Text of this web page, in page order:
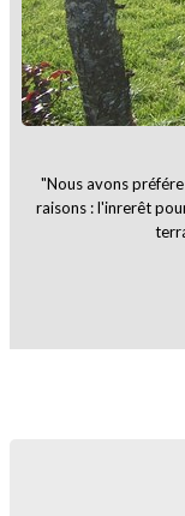
"Nous avons
raisons : l'inrerêt